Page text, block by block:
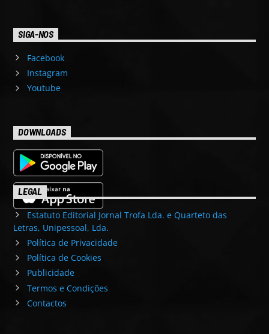
SIGA-NOS
Facebook
Instagram
Youtube
DOWNLOADS
LEGAL
Estatuto Editorial Jornal Trofa Lda. e Quarteto das
Letras, Unipessoal, Lda.
Política de Privacidade
Política de Cookies
Publicidade
Termos e Condições
Contactos